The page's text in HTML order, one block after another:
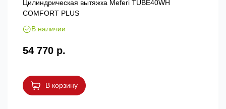
Цилиндрическая вытяжка Meferi TUBE40WH
COMFORT PLUS
В наличии
54 770 р.
В корзину